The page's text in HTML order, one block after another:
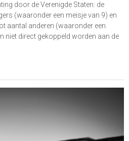
door de Verenigde Staten: de
(waaronder een meisje van 9) en
aantal anderen (waaronder een
niet direct gekoppeld worden aan de